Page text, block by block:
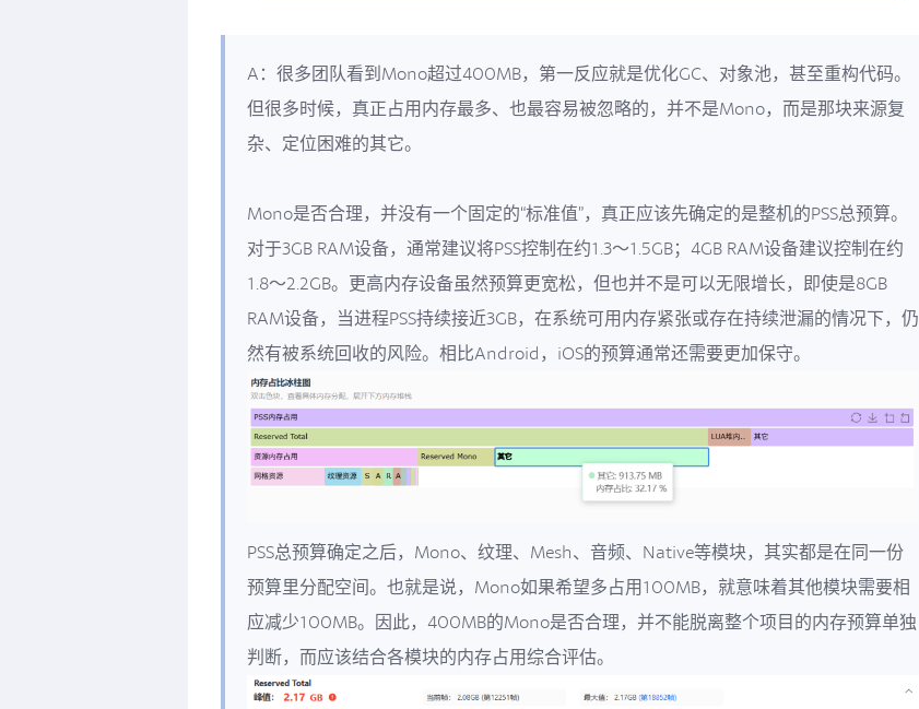
A：很多团队看到Mono超过400MB，第一反应就是优化GC、对象池，甚至重构代码。
但很多时候，真正占用内存最多、也最容易被忽略的，并不是Mono，而是那块来源复
杂、定位困难的其它。
Mono是否合理，并没有一个固定的“标准值”，真正应该先确定的是整机的PSS总预算。
对于3GB RAM设备，通常建议将PSS控制在约1.3～1.5GB；4GB RAM设备建议控制在约
1.8～2.2GB。更高内存设备虽然预算更宽松，但也并不是可以无限增长，即使是8GB
RAM设备，当进程PSS持续接近3GB，在系统可用内存紧张或存在持续泄漏的情况下，仍
然有被系统回收的风险。相比Android，iOS的预算通常还需要更加保守。
PSS总预算确定之后，Mono、纹理、Mesh、音频、Native等模块，其实都是在同一份
预算里分配空间。也就是说，Mono如果希望多占用100MB，就意味着其他模块需要相
应减少100MB。因此，400MB的Mono是否合理，并不能脱离整个项目的内存预算单独
判断，而应该结合各模块的内存占用综合评估。